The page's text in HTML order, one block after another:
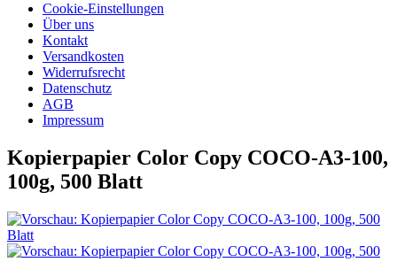
Cookie-Einstellungen
Über uns
Kontakt
Versandkosten
Widerrufsrecht
Datenschutz
AGB
Impressum
Kopierpapier Color Copy COCO-A3-100,
100g, 500 Blatt